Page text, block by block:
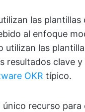
las
al enfoque
utilizan las
resultados clave
OKR típico.
único recurso